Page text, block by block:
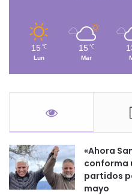
15 ℃
Lun
15 ℃
Mar
«Ahora
conforma
partidos
mayo